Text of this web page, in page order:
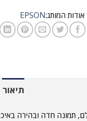
אודות המותג:EPSON
תיאור